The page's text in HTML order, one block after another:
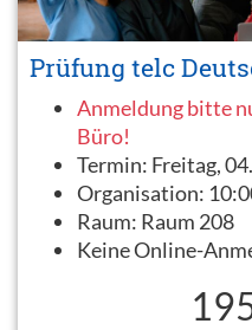
Prüfung telc
Anmeldung bitte
Büro!
Termin: Freitag,
Organisation:
Raum: Raum 208
Keine Online-